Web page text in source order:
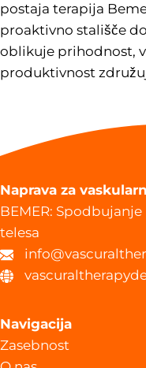
postaja terapija
proaktivno stališče
oblikuje prihodnost,
produktivnost
Naprava za
BEMER:
telesa
Navigacija
Zasebnost